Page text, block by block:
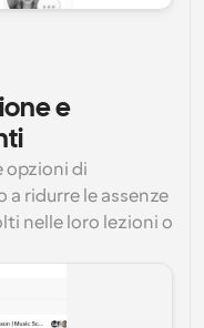
e
opzioni di
ridurre le assenze
nelle loro lezioni o